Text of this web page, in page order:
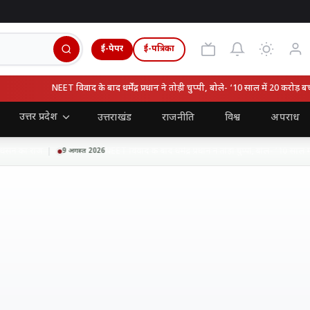
ई-पेपर ई-पत्रिका
NEET विवाद के बाद धर्मेंद्र प्रधान ने तोड़ी चुप्पी, बोले- ‘10 साल में 20 करोड़ बच्चे
उत्तर प्रदेश उत्तराखंड राजनीति विश्व अपराध
राज 9 अगस्त 2026NEET विवाद के बाद धर्मेंद्र प्रधान ने तोड़ी चुप्पी, बोले- ‘10 साल में